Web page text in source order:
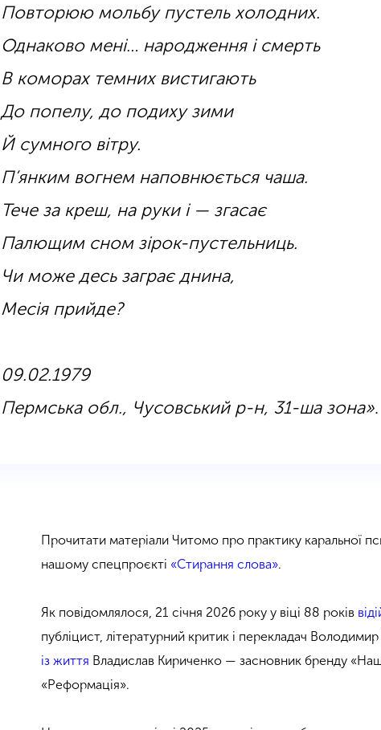
Повторюю мольбу пустель холодних.
Однаково мені… народження і смерть
В коморах темних вистигають
До попелу, до подиху зими
Й сумного вітру.
П’янким вогнем наповнюється чаша.
Тече за креш, на руки і — згасає
Палющим сном зірок-пустельниць.
Чи може десь заграє днина,
Месія прийде?
09.02.1979
Пермська обл., Чусовський р-н, 31-ша зона».
Прочитати матеріали Читомо про практику каральної
нашому спецпроєкті «Стирання слова».
Як повідомлялося, 21 січня 2026 року у віці 88 років
публіцист, літературний критик і перекладач
із життя Владислав Кириченко — засновник бренду
«Реформація».